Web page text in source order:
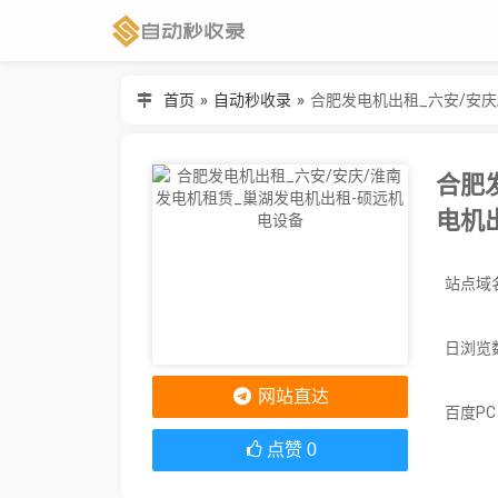
首页 » 自动秒收录 » 合肥发电机出租_六安/安
合肥
电机
日浏览
百度
网站直达
点赞 0